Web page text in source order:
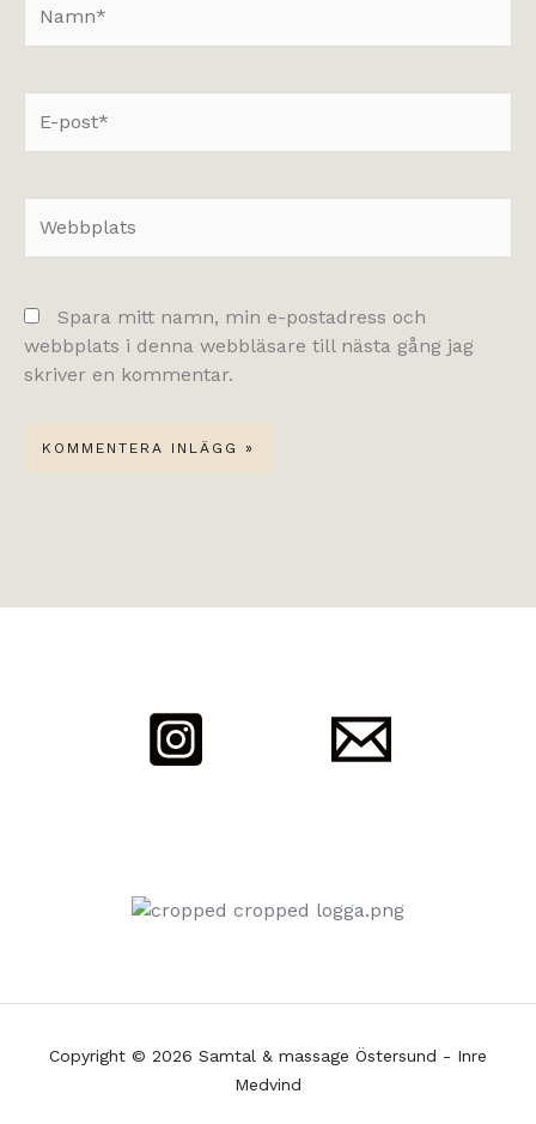
post*
Spara mitt namn, min e-postadress och
webbplats i denna webbläsare till nästa gång jag
skriver en kommentar.
Copyright © 2026 Samtal & massage Östersund - Inre
Medvind